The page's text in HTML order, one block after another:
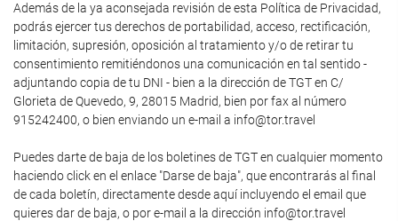
Además de la ya aconsejada revisión de esta Política de Privacidad,
podrás ejercer tus derechos de portabilidad, acceso, rectificación,
limitación, supresión, oposición al tratamiento y/o de retirar tu
consentimiento remitiéndonos una comunicación en tal sentido -
adjuntando copia de tu DNI - bien a la dirección de TGT en C/
Glorieta de Quevedo, 9, 28015 Madrid, bien por fax al número
915242400, o bien enviando un e-mail a info@tor.travel
Puedes darte de baja de los boletines de TGT en cualquier momento
haciendo click en el enlace "Darse de baja", que encontrarás al final
de cada boletín, directamente desde aquí incluyendo el email que
quieres dar de baja, o por e-mail a la dirección info@tor.travel